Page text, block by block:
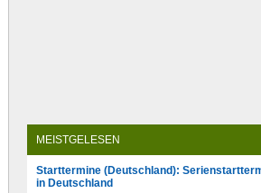
MEISTGELESEN
Starttermine (Deutschland):
in Deutschland